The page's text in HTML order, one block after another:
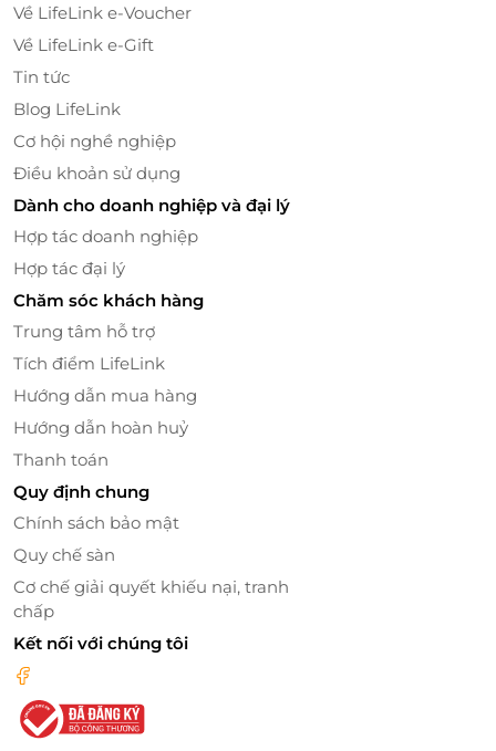
thức thanh toán linh hoạt như thanh toán trực tiếp,
qua thẻ ngân hàng hoặc ví điện tử.
Đặt ngay dịch vụ xe du lịch 2 chiều Đà Nẵng - Huế
qua LifeLink
mái, và tiết kiệm chi phí!
Về LifeLink e-Voucher
Về LifeLink e-Gift
Tin tức
Blog LifeLink
Cơ hội nghề nghiệp
Điều khoản sử dụng
Dành cho doanh nghiệp và đại lý
Hợp tác doanh nghiệp
Hợp tác đại lý
Chăm sóc khách hàng
Trung tâm hỗ trợ
Tích điểm LifeLink
Hướng dẫn mua hàng
Hướng dẫn hoàn huỷ
Thanh toán
Quy định chung
Chính sách bảo mật
Quy chế sàn
Cơ chế giải quyết khiếu nại, tranh
chấp
Kết nối với chúng tôi